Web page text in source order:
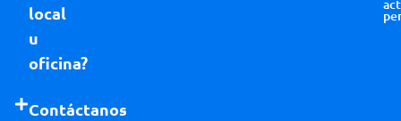
local
u
oficina?
Contáctanos